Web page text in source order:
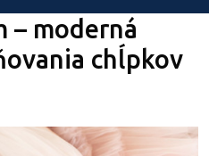
– moderná
chĺpkov